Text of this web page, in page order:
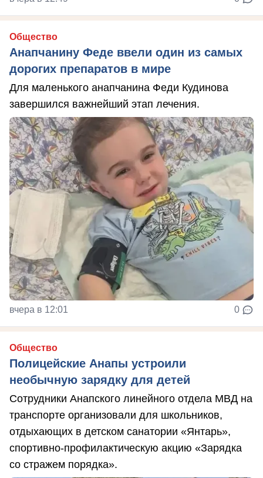
Общество
Анапчанину Феде ввели один из самых
дорогих препаратов в мире
Для маленького анапчанина Феди Кудинова
завершился важнейший этап лечения.
вчера в 12:01 0
Общество
Полицейские Анапы устроили
необычную зарядку для детей
Сотрудники Анапского линейного отдела МВД на
транспорте организовали для школьников,
отдыхающих в детском санатории «Янтарь»,
спортивно-профилактическую акцию «Зарядка
со стражем порядка».